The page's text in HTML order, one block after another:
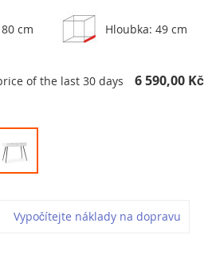
cm Hloubka: 49 cm
of the last 30 days 6 590,00 Kč
Vypočítejte náklady na dopravu